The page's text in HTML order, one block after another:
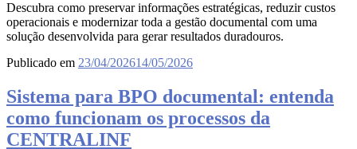
Descubra como preservar informações estratégicas, reduzir custos
operacionais e modernizar toda a gestão documental com uma
solução desenvolvida para gerar resultados duradouros.
Publicado em 23/04/202614/05/2026
Sistema para BPO documental: entenda
como funcionam os processos da
CENTRALINF